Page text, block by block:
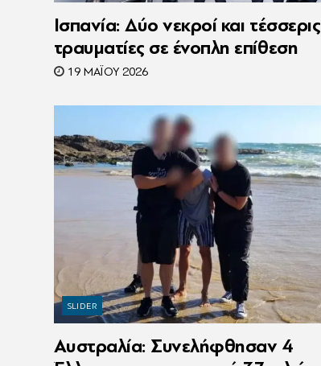
Ισπανία: Δύο νεκροί και τέσσερις
τραυματίες σε ένοπλη επίθεση
19 ΜΑΪ́ΟΥ 2026
SLIDER
Αυστραλία: Συνελήφθησαν 4